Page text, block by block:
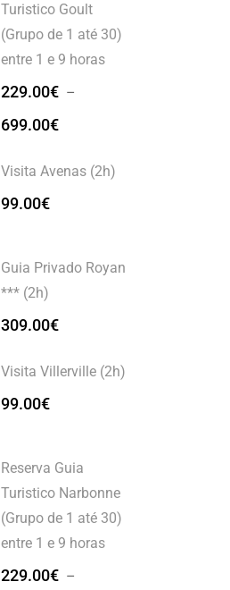
Turistico Goult
(Grupo de 1 até 30)
entre 1 e 9 horas
229.00€ –
699.00€
Visita Avenas (2h)
99.00€
Guia Privado Royan
*** (2h)
309.00€
Visita Villerville (2h)
99.00€
Reserva Guia
Turistico Narbonne
(Grupo de 1 até 30)
entre 1 e 9 horas
229.00€ –